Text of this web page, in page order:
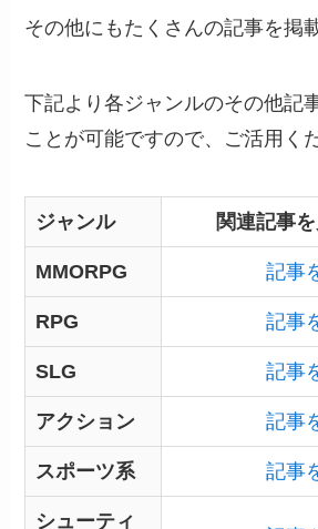
その他にもたくさんの記事を掲
下記より各ジャンルのその他記
ことが可能ですので、ご活用く
ジャンル 関連記事
MMORPG 記事
RPG 記事
SLG 記事
アクション 記事
スポーツ系 記事
シューティ